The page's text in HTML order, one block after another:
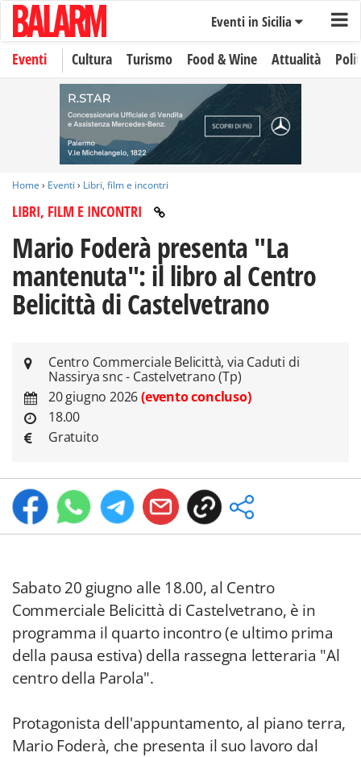
Eventi in Sicilia
Eventi Cultura Turismo Food & Wine Attualità
Home › Eventi › Libri, film e incontri
LIBRI, FILM E INCONTRI
Mario Foderà presenta "La
mantenuta": il libro al Centro
Belicittà di Castelvetrano
Centro Commerciale Belicittà, via Caduti di
Nassirya snc - Castelvetrano (Tp)
20 giugno 2026(evento concluso)
18.00
Gratuito
Sabato 20 giugno alle 18.00, al Centro
Commerciale Belicittà di Castelvetrano, è in
programma il quarto incontro (e ultimo prima
della pausa estiva) della rassegna letteraria "Al
centro della Parola".
Protagonista dell'appuntamento, al piano terra,
Mario Foderà, che presenta il suo lavoro dal